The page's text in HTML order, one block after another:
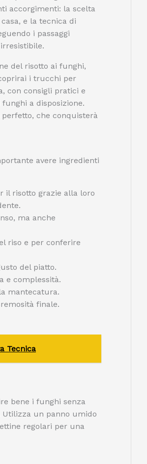
accorgimenti: la scelta
e la tecnica di
i passaggi
del risotto ai funghi,
i trucchi per
con consigli pratici e
a disposizione.
che conquisterà
avere ingredienti
il risotto grazie alla loro
ma anche
riso e per conferire
del piatto.
e complessità.
mantecatura.
finale.
Tecnica
bene i funghi senza
Utilizza un panno umido
regolari per una